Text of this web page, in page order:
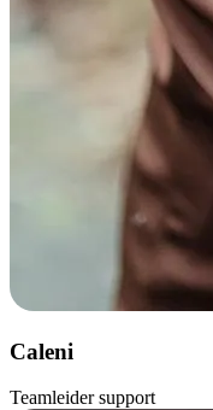
Caleni
Teamleider support